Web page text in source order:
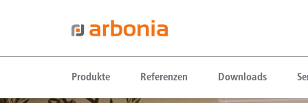
Produkte Referenzen Downloads